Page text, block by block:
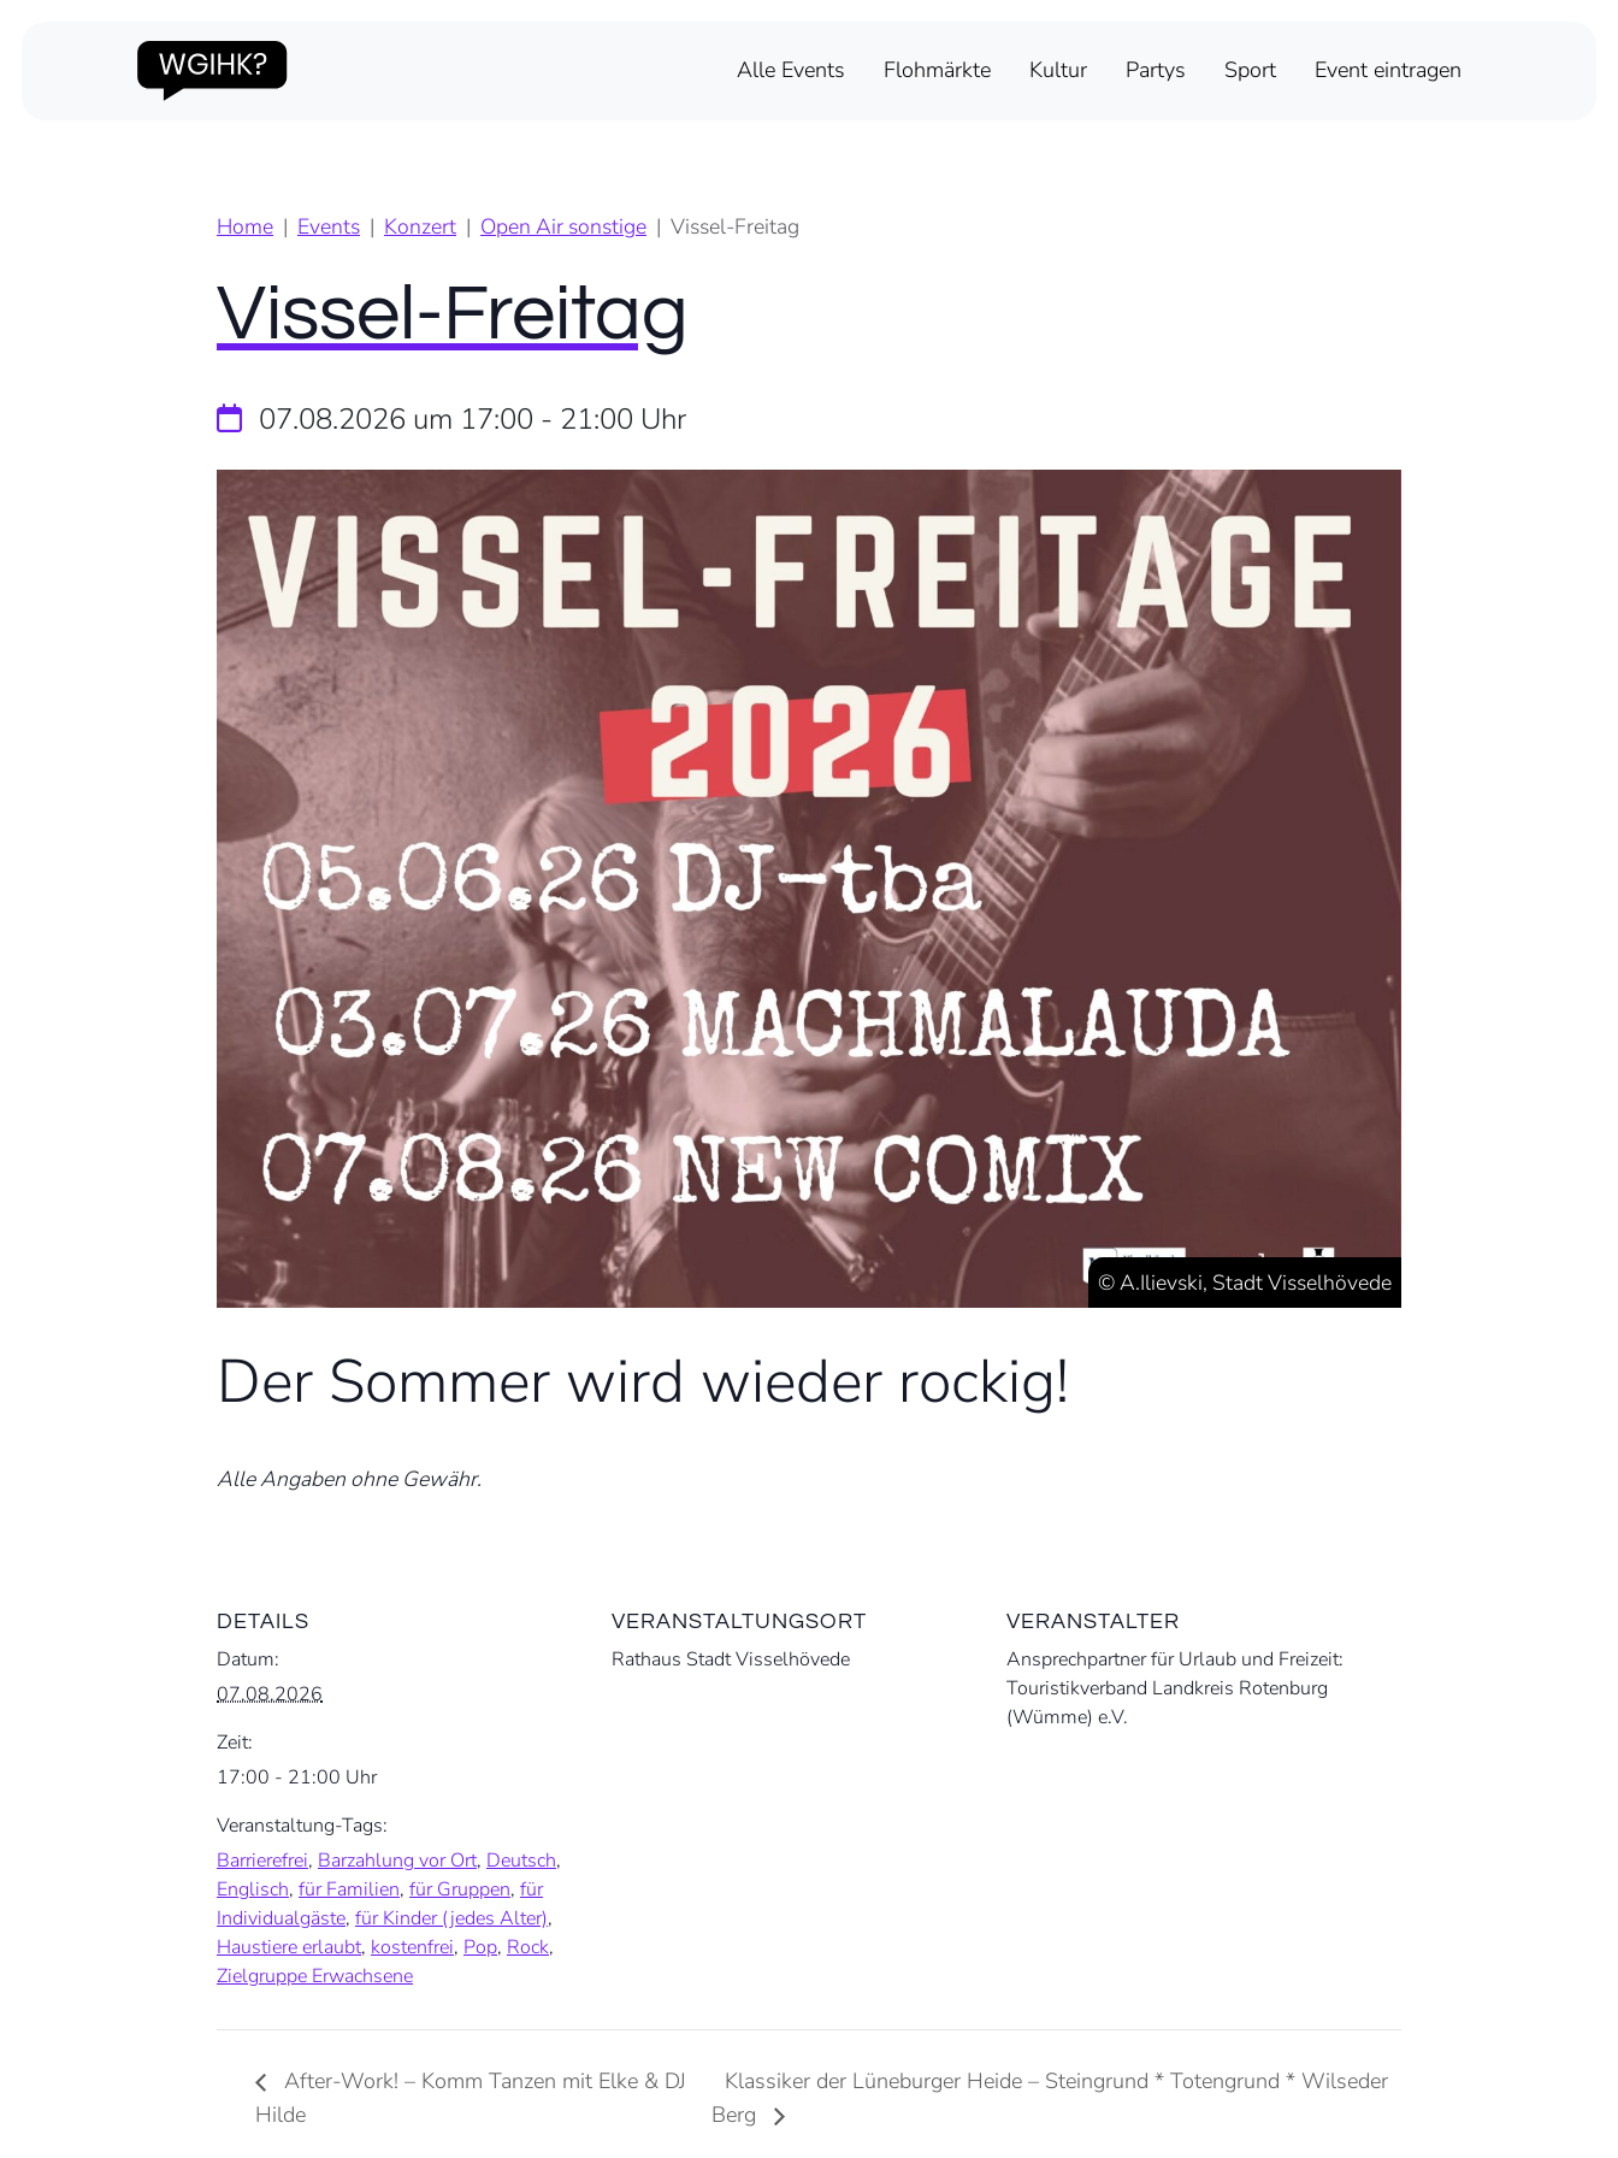
Alle Events Flohmärkte Kultur Partys Sport Event eintragen
Diese Veranstaltung hat bereits stattgefunden.
Home Events Konzert Open Air sonstige Vissel-Freitag
Vissel-Freitag
07.08.2026 um 17:00 - 21:00 Uhr
© A.Ilievski, Stadt Visselhövede
Der Sommer wird wieder rockig!
Alle Angaben ohne Gewähr.
DETAILS
Datum:
07.08.2026
Zeit:
17:00 - 21:00 Uhr
Veranstaltung-Tags:
Barrierefrei, Barzahlung vor Ort, Deutsch,
Englisch, für Familien, für Gruppen, für
Individualgäste, für Kinder (jedes Alter),
Haustiere erlaubt, kostenfrei, Pop, Rock,
Zielgruppe Erwachsene
VERANSTALTUNGSORT
Rathaus Stadt Visselhövede
VERANSTALTER
Ansprechpartner für Urlaub und Freizeit:
Touristikverband Landkreis Rotenburg
(Wümme) e.V.
After-Work! – Komm Tanzen mit Elke & DJ
Hilde
Klassiker der Lüneburger Heide – Steingrund * Totengrund * Wilseder
Berg